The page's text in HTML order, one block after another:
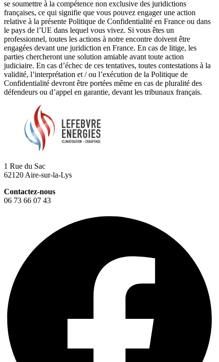
se soumettre à la compétence non exclusive des juridictions
françaises, ce qui signifie que vous pouvez engager une action
relative à la présente Politique de Confidentialité en France ou dans
le pays de l’UE dans lequel vous vivez. Si vous êtes un
professionnel, toutes les actions à notre encontre doivent être
engagées devant une juridiction en France. En cas de litige, les
parties chercheront une solution amiable avant toute action
judiciaire. En cas d’échec de ces tentatives, toutes contestations à la
validité, l’interprétation et / ou l’exécution de la Politique de
Confidentialité devront être portées même en cas de pluralité des
défendeurs ou d’appel en garantie, devant les tribunaux français.
1 Rue du Sac
62120 Aire-sur-la-Lys
Contactez-nous
06 73 66 07 43